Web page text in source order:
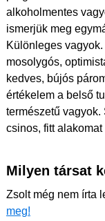
alkoholmentes
ismerjük meg
Különleges
mosolygós,
kedves, bújós
értékelem a belső
természetű
csinos, fitt
Milyen társat
Zsolt még nem írta
meg!